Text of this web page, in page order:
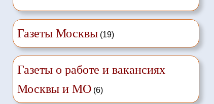
Газеты Москвы(19)
Газеты о работе и вакансиях
Москвы и МО(6)